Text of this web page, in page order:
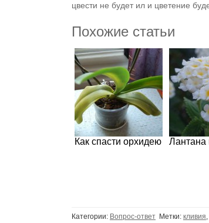
цвести не будет ил и цветение
Похожие статьи
Как спасти орхидею Лантана
Категории: Вопрос-ответ Метки: кливия,